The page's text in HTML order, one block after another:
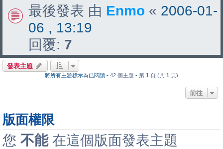
最後發表 由 Enmo « 2006-01-
06 , 13:19
回覆: 7
發表主題
將所有主題標示為已閱讀 • 42 個主題 • 第 1 頁 (共 1 頁)
前往
版面權限
您 不能在這個版面發表主題